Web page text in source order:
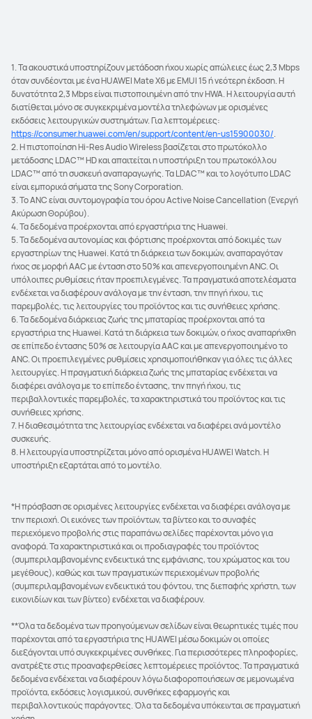
1. Τα ακουστικά υποστηρίζουν μετάδοση ήχου χωρίς απώλειες έως 2,3 Mbps
όταν συνδέονται με ένα HUAWEI Mate X6 με EMUI 15 ή νεότερη έκδοση. Η
δυνατότητα 2,3 Mbps είναι πιστοποιημένη από την HWA. Η λειτουργία αυτή
διατίθεται μόνο σε συγκεκριμένα μοντέλα τηλεφώνων με ορισμένες
εκδόσεις λειτουργικών συστημάτων. Για λεπτομέρειες:
https://consumer.huawei.com/en/support/content/en-us15900030/.
2. Η πιστοποίηση Hi-Res Audio Wireless βασίζεται στο πρωτόκολλο
μετάδοσης LDAC™ HD και απαιτείται η υποστήριξη του πρωτοκόλλου
LDAC™ από τη συσκευή αναπαραγωγής. Τα LDAC™ και το λογότυπο LDAC
είναι εμπορικά σήματα της Sony Corporation.
3. Το ANC είναι συντομογραφία του όρου Active Noise Cancellation (Ενεργή
Ακύρωση Θορύβου).
4. Τα δεδομένα προέρχονται από εργαστήρια της Huawei.
5. Τα δεδομένα αυτονομίας και φόρτισης προέρχονται από δοκιμές των
εργαστηρίων της Huawei. Κατά τη διάρκεια των δοκιμών, αναπαραγόταν
ήχος σε μορφή AAC με ένταση στο 50% και απενεργοποιημένη ANC. Οι
υπόλοιπες ρυθμίσεις ήταν προεπιλεγμένες. Τα πραγματικά αποτελέσματα
ενδέχεται να διαφέρουν ανάλογα με την ένταση, την πηγή ήχου, τις
παρεμβολές, τις λειτουργίες του προϊόντος και τις συνήθειες χρήσης.
6. Τα δεδομένα διάρκειας ζωής της μπαταρίας προέρχονται από τα
εργαστήρια της Huawei. Κατά τη διάρκεια των δοκιμών, ο ήχος αναπαρήχθη
σε επίπεδο έντασης 50% σε λειτουργία AAC και με απενεργοποιημένο το
ANC. Οι προεπιλεγμένες ρυθμίσεις χρησιμοποιήθηκαν για όλες τις άλλες
λειτουργίες. Η πραγματική διάρκεια ζωής της μπαταρίας ενδέχεται να
διαφέρει ανάλογα με το επίπεδο έντασης, την πηγή ήχου, τις
περιβαλλοντικές παρεμβολές, τα χαρακτηριστικά του προϊόντος και τις
συνήθειες χρήσης.
7. Η διαθεσιμότητα της λειτουργίας ενδέχεται να διαφέρει ανά μοντέλο
συσκευής.
8. Η λειτουργία υποστηρίζεται μόνο από ορισμένα HUAWEI Watch. Η
υποστήριξη εξαρτάται από το μοντέλο.
*Η πρόσβαση σε ορισμένες λειτουργίες ενδέχεται να διαφέρει ανάλογα με
την περιοχή. Οι εικόνες των προϊόντων, τα βίντεο και το συναφές
περιεχόμενο προβολής στις παραπάνω σελίδες παρέχονται μόνο για
αναφορά. Τα χαρακτηριστικά και οι προδιαγραφές του προϊόντος
(συμπεριλαμβανομένης ενδεικτικά της εμφάνισης, του χρώματος και του
μεγέθους), καθώς και των πραγματικών περιεχομένων προβολής
(συμπεριλαμβανομένων ενδεικτικά του φόντου, της διεπαφής χρήστη, των
εικονιδίων και των βίντεο) ενδέχεται να διαφέρουν.
**Όλα τα δεδομένα των προηγούμενων σελίδων είναι θεωρητικές τιμές που
παρέχονται από τα εργαστήρια της HUAWEI μέσω δοκιμών οι οποίες
διεξάγονται υπό συγκεκριμένες συνθήκες. Για περισσότερες πληροφορίες,
ανατρέξτε στις προαναφερθείσες λεπτομέρειες προϊόντος. Τα πραγματικά
δεδομένα ενδέχεται να διαφέρουν λόγω διαφοροποιήσεων σε μεμονωμένα
προϊόντα, εκδόσεις λογισμικού, συνθήκες εφαρμογής και
περιβαλλοντικούς παράγοντες. Όλα τα δεδομένα υπόκεινται σε πραγματική